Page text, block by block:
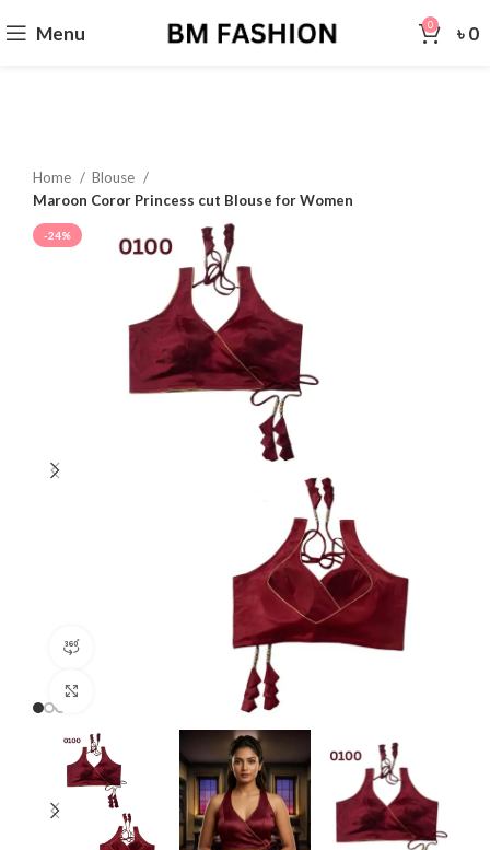
Menu 0 ৳0
Home
Blouse
Maroon Coror Princess cut Blouse for Women
-24%